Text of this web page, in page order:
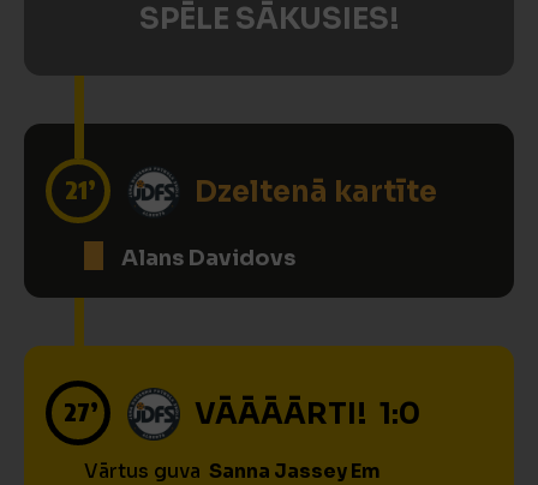
SPĒLE SĀKUSIES!
21’ Dzeltenā kartīte
Alans Davidovs
27’ VĀĀĀĀRTI! 1:0
Vārtus guva Sanna Jassey Em